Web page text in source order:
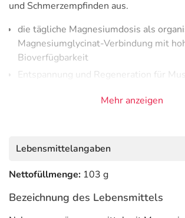
und Schmerzempfinden aus.
die tägliche Magnesiumdosis als
Magnesiumglycinat-Verbindung mit
Bioverfügbarkeit
Entspannung und Regeneration für
aufgrund der Schutzwirkung der
praktische Kapseln zur einfachen
frei von Magnesiumstearat, Füllstoffen,
Rieselhilfsstoffen, Zucker und
made in Germany
Mehr anzeigen
Lebensmittelangaben
Nettofüllmenge: 103 g
Bezeichnung des Lebensmittels